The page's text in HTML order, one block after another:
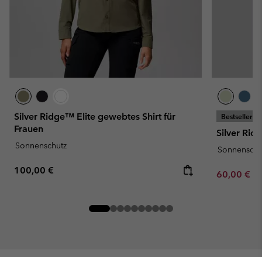
Silver Ridge™ Elite gewebtes Shirt für
Frauen
Sonnenschutz
Regular price:
100,00 €
Bestseller
Silver
Minimum
60,00 €